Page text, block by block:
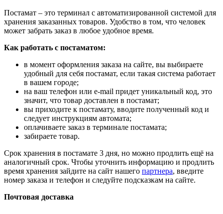
Постамат – это терминал с автоматизированной системой для
хранения заказанных товаров. Удобство в том, что человек
может забрать заказ в любое удобное время.
Как работать с постаматом:
в момент оформления заказа на сайте, вы выбираете
удобный для себя постамат, если такая система работает
в вашем городе;
на ваш телефон или e-mail придет уникальный код, это
значит, что товар доставлен в постамат;
вы приходите к постамату, вводите полученный код и
следует инструкциям автомата;
оплачиваете заказ в терминале постамата;
забираете товар.
Срок хранения в постамате 3 дня, но можно продлить ещё на
аналогичный срок. Чтобы уточнить информацию и продлить
время хранения зайдите на сайт нашего партнера, введите
номер заказа и телефон и следуйте подсказкам на сайте.
Почтовая доставка